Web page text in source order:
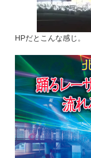
HPだとこんな感じ。